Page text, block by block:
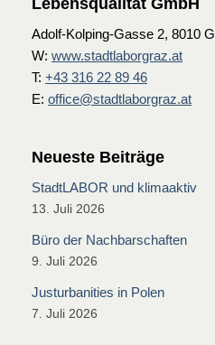
Lebensqualität GmbH
Adolf-Kolping-Gasse 2, 8010
W: www.stadtlaborgraz.at
T: +43 316 22 89 46
E: office@stadtlaborgraz.at
Neueste Beiträge
StadtLABOR und klimaaktiv
13. Juli 2026
Büro der Nachbarschaften
9. Juli 2026
Justurbanities in Polen
7. Juli 2026